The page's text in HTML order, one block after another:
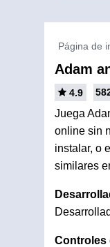
Página de
Adam
4.9
Juega
online sin
instalar, o
similares
Controles